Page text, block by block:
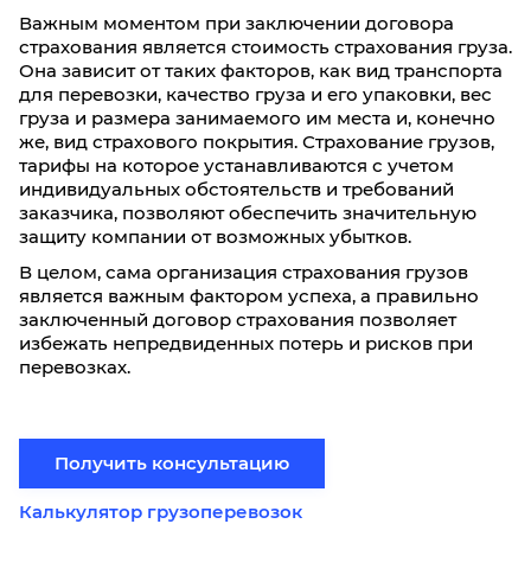
Важным моментом при заключении договора
страхования является стоимость страхования груза.
Она зависит от таких факторов, как вид транспорта
для перевозки, качество груза и его упаковки, вес
груза и размера занимаемого им места и, конечно
же, вид страхового покрытия. Страхование грузов,
тарифы на которое устанавливаются с учетом
индивидуальных обстоятельств и требований
заказчика, позволяют обеспечить значительную
защиту компании от возможных убытков.
В целом, сама организация страхования грузов
является важным фактором успеха, а правильно
заключенный договор страхования позволяет
избежать непредвиденных потерь и рисков при
перевозках.
Получить консультацию
Калькулятор грузоперевозок